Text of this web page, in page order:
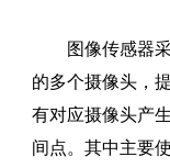
图像传感器采
的多个摄像头，
有对应摄像头产
间点。其中主要